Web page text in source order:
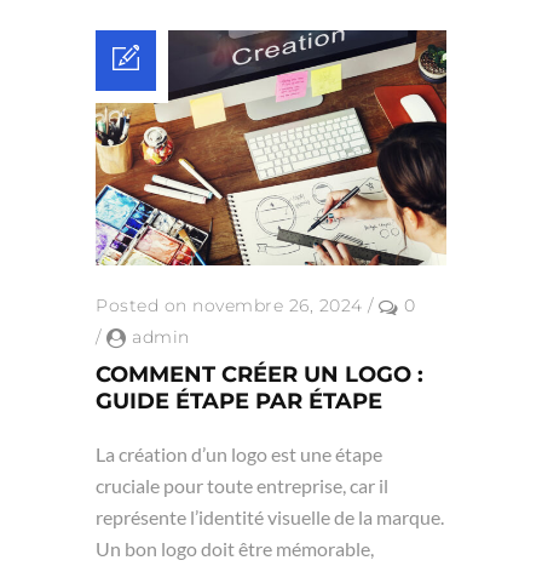
Posted on novembre 26, 2024 /
0
/
admin
COMMENT CRÉER UN LOGO :
GUIDE ÉTAPE PAR ÉTAPE
La création d’un logo est une étape
cruciale pour toute entreprise, car il
représente l’identité visuelle de la marque.
Un bon logo doit être mémorable,